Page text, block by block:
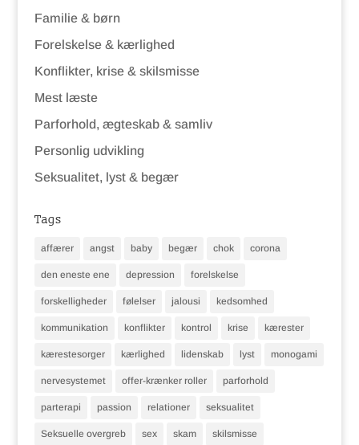
Familie & børn
Forelskelse & kærlighed
Konflikter, krise & skilsmisse
Mest læste
Parforhold, ægteskab & samliv
Personlig udvikling
Seksualitet, lyst & begær
Tags
affærer angst baby begær chok corona
den eneste ene depression forelskelse
forskelligheder følelser jalousi kedsomhed
kommunikation konflikter kontrol krise kærester
kærestesorger kærlighed lidenskab lyst monogami
nervesystemet offer-krænker roller parforhold
parterapi passion relationer seksualitet
Seksuelle overgreb sex skam skilsmisse